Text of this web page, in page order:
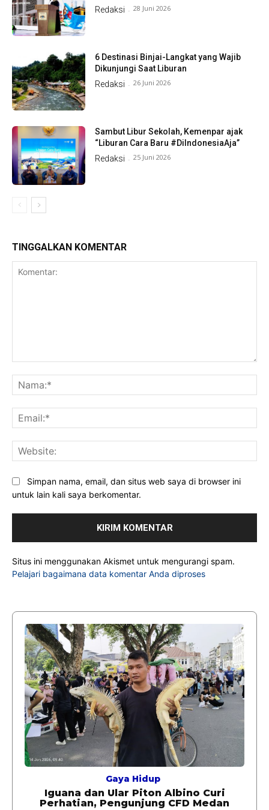
Redaksi - 28 Juni 2026
6 Destinasi Binjai-Langkat yang Wajib
Dikunjungi Saat Liburan
Redaksi - 26 Juni 2026
Sambut Libur Sekolah, Kemenpar ajak
“Liburan Cara Baru #DiIndonesiaAja”
Redaksi - 25 Juni 2026
TINGGALKAN KOMENTAR
Simpan nama, email, dan situs web saya di browser ini
untuk lain kali saya berkomentar.
Situs ini menggunakan Akismet untuk mengurangi spam.
Pelajari bagaimana data komentar Anda diproses
Gaya Hidup
Iguana dan Ular Piton Albino Curi
Perhatian, Pengunjung CFD Medan